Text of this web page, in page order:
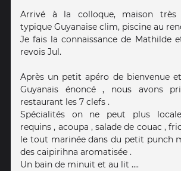
Arrivé à la colloque, maison très
typique Guyanaise clim, piscine au
Je fais la connaissance de Mathilde
revois Jul.
Après un petit apéro de bienvenue
Guyanais énoncé , nous avons
restaurant les 7 clefs .
Spécialités on ne peut plus
requins , acoupa , salade de couac ,
le tout marinée dans du petit punch
des caipirihna aromatisée .
Un bain de minuit et au lit ....